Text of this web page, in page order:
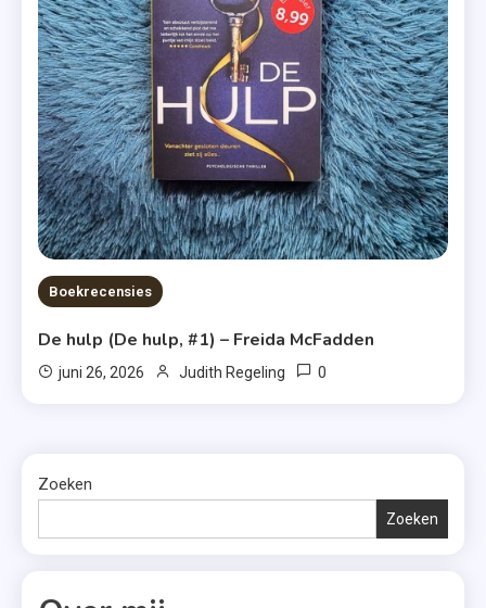
Boekrecensies
De hulp (De hulp, #1) – Freida McFadden
juni 26, 2026 Judith Regeling 0
Zoeken
Zoeken